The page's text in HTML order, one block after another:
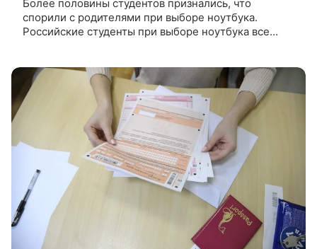
Более половины студентов признались, что
спорили с родителями при выборе ноутбука.
Российские студенты при выборе ноутбука все